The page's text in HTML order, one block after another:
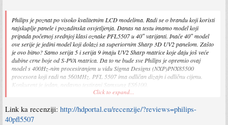
Philips je poznat po visoko kvalitetnim LCD modelima. Radi se o brandu koji koristi
najskuplje panele i pozadinska osvjetljenja. Danas na testu imamo model koji
pripada početnoj srednjoj klasi oznake PFL5507 u 40″ varijanti. Inače 40″ model
ove serije je jedini model koji dolazi sa superiornim Sharp 3D UV2 panelom. Zašto
je ovo bitno? Samo serija 5 i serija 9 imaju UV2 Sharp matrice koje daju još veće
dubine crne boje od S-PVA matrica. Da to ne bude sve Philips je opremio ovaj
model s 400Hz-nim procesiranjem u vidu Sigma Designs (NXP)PNX85500
procesora koji radi na 560MHz. PFL 5507 ima odličan dizajn i odličnu cijenu.
Konkurent je jedan, nedavno testirani Samsung ES6100.
Click to expand...
Link ka recenziji: http://hdportal.eu/recenzije/?reviews=philips-
40pfl5507